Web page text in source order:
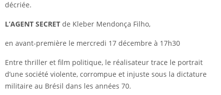
décriée.
L’AGENT SECRET de Kleber Mendonça Filho,
en avant-première le mercredi 17 décembre à 17h30
Entre thriller et film politique, le réalisateur trace le portrait
d’une société violente, corrompue et injuste sous la dictature
militaire au Brésil dans les années 70.